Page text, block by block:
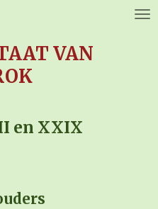
VAN
en XXIX